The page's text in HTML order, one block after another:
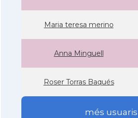
Maria teresa merino
Anna Minguell
Roser Torras Baqués
més usuaris